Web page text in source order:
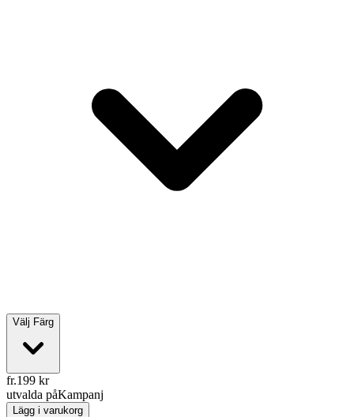
Välj Färg
fr.199 kr
utvalda påKampanj
Lägg i varukorg